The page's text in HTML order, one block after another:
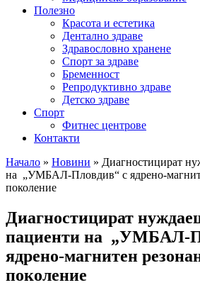
Полезно
Красота и естетика
Дентално здраве
Здравословно хранене
Спорт за здраве
Бременност
Репродуктивно здраве
Детско здраве
Спорт
Фитнес центрове
Контакти
Начало » Новини » Диагностицират
на „УМБАЛ-Пловдив“ с ядрено-
поколение
Диагностицират
пациенти на „УМБАЛ-
ядрено-магнитен
поколение